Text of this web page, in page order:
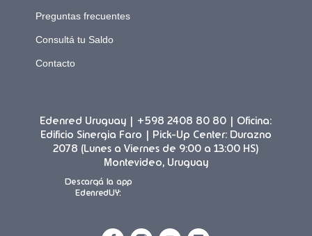
Preguntas frecuentes
Consultá tu Saldo
Contacto
Edenred Uruguay | +598 2408 80 80 | Oficina:
Edificio Sinergia Faro | Pick-Up Center: Durazno
2078 (Lunes a Viernes de 9:00 a 13:00 HS)
Montevideo, Uruguay
Descargá la app
EdenredUY: